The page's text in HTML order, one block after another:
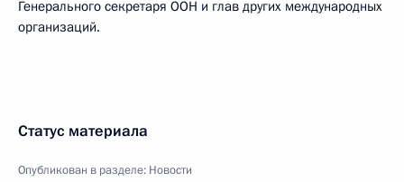
Генерального секретаря ООН и глав других международных
организаций.
Статус материала
Опубликован в разделе: Новости